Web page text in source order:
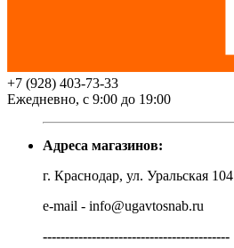
+7 (928) 403-73-33
Ежедневно, с 9:00 до 19:00
Адреса магазинов:
г. Краснодар, ул. Уральская 104
e-mail - info@ugavtosnab.ru
------------------------------------------